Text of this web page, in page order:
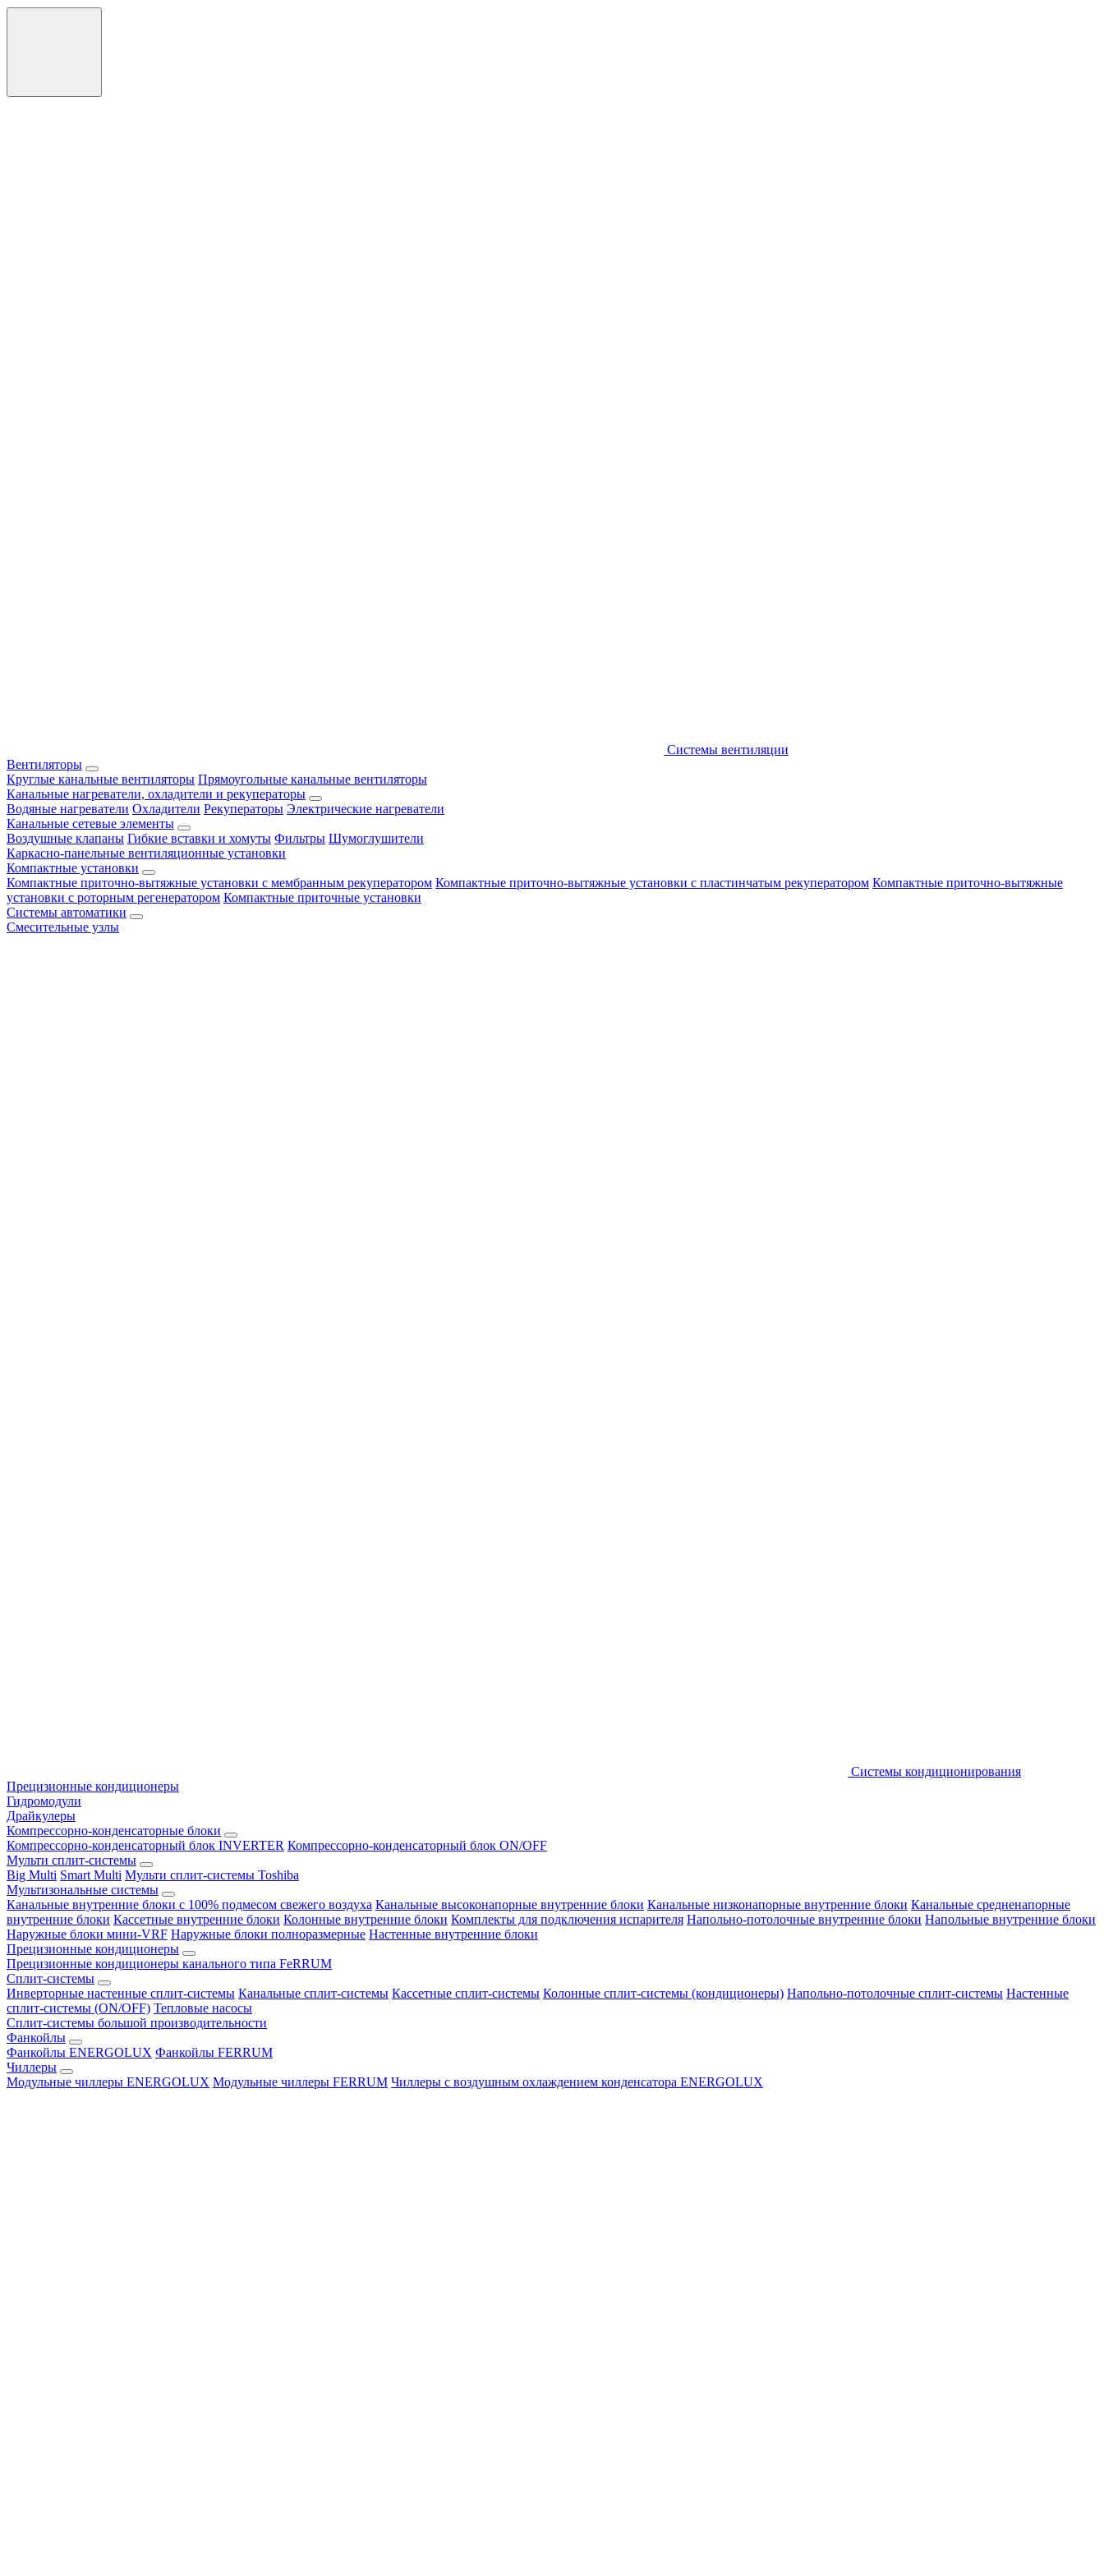
Системы вентиляции
Вентиляторы
Круглые канальные вентиляторы Прямоугольные канальные вентиляторы
Канальные нагреватели, охладители и рекуператоры
Водяные нагреватели Охладители Рекуператоры Электрические нагреватели
Канальные сетевые элементы
Воздушные клапаны Гибкие вставки и хомуты Фильтры Шумоглушители
Каркасно-панельные вентиляционные установки
Компактные установки
Компактные приточно-вытяжные установки с мембранным рекуператором Компактные приточно-вытяжные установки с пластинчатым рекуператором Компактные приточно-вытяжные
установки с роторным регенератором Компактные приточные установки
Системы автоматики
Смесительные узлы
Системы кондиционирования
Прецизионные кондиционеры
Гидромодули
Драйкулеры
Компрессорно-конденсаторные блоки
Компрессорно-конденсаторный блок INVERTER Компрессорно-конденсаторный блок ON/OFF
Мульти сплит-системы
Big Multi Smart Multi Мульти сплит-системы Toshiba
Мультизональные системы
Канальные внутренние блоки с 100% подмесом свежего воздуха Канальные высоконапорные внутренние блоки Канальные низконапорные внутренние блоки Канальные средненапорные
внутренние блоки Кассетные внутренние блоки Колонные внутренние блоки Комплекты для подключения испарителя Напольно-потолочные внутренние блоки Напольные внутренние блоки
Наружные блоки мини-VRF Наружные блоки полноразмерные Настенные внутренние блоки
Прецизионные кондиционеры
Прецизионные кондиционеры канального типа FeRRUM
Сплит-системы
Инверторные настенные сплит-системы Канальные сплит-системы Кассетные сплит-системы Колонные сплит-системы (кондиционеры) Напольно-потолочные сплит-системы Настенные
сплит-системы (ON/OFF) Тепловые насосы
Сплит-системы большой производительности
Фанкойлы
Фанкойлы ENERGOLUX Фанкойлы FERRUM
Чиллеры
Модульные чиллеры ENERGOLUX Модульные чиллеры FERRUM Чиллеры с воздушным охлаждением конденсатора ENERGOLUX